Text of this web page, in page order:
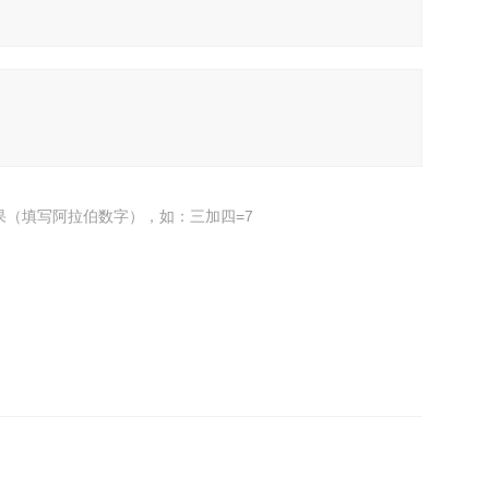
（填写阿拉伯数字），如：三加四=7